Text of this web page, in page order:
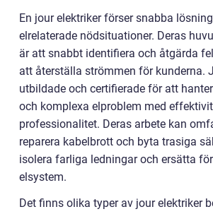
En jour elektriker förser snabba
elrelaterade nödsituationer. Deras
är att snabbt identifiera och åtgärda
att återställa strömmen för kunderna.
utbildade och certifierade för att
och komplexa elproblem med
professionalitet. Deras arbete kan
reparera kabelbrott och byta trasiga
isolera farliga ledningar och ersätta
elsystem.
Det finns olika typer av jour elektriker